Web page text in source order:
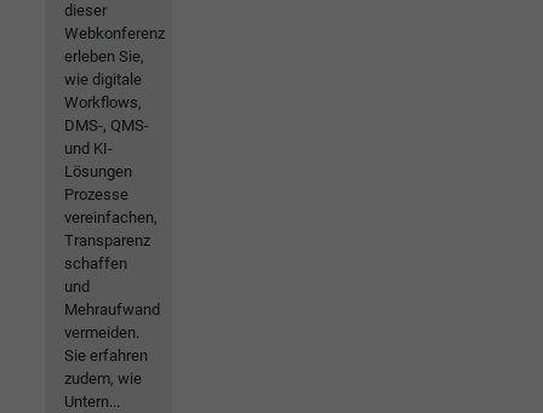
dieser
Webkonferenz
erleben Sie,
wie digitale
Workflows,
DMS-, QMS-
und KI-
Lösungen
Prozesse
vereinfachen,
Transparenz
schaffen
und
Mehraufwand
vermeiden.
Sie erfahren
zudem, wie
Untern...